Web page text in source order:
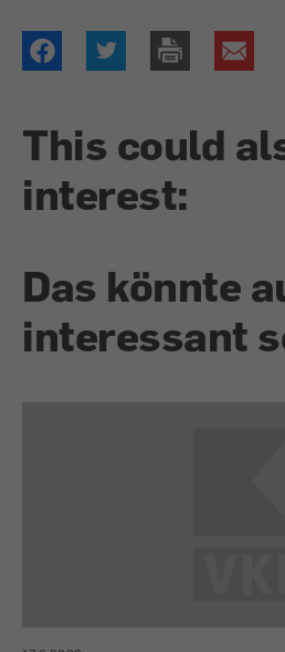
This could
interest:
Das könnte
interessant